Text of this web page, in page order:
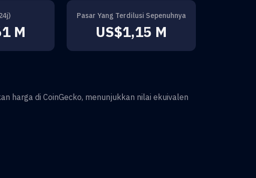
M
Pasar Yang Terdilusi Sepenuhnya
US$1,15 M
harga di CoinGecko, menunjukkan nilai ekuivalen